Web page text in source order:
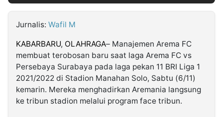
Kabarbaru.co
2026
Jurnalis: Wafil M
KABARBARU, OLAHRAGA– Manajemen Arema FC
membuat terobosan baru saat laga Arema FC vs
Persebaya Surabaya pada laga pekan 11 BRI Liga 1
2021/2022 di Stadion Manahan Solo, Sabtu (6/11)
kemarin. Mereka menghadirkan Aremania langsung
ke tribun stadion melalui program face tribun.